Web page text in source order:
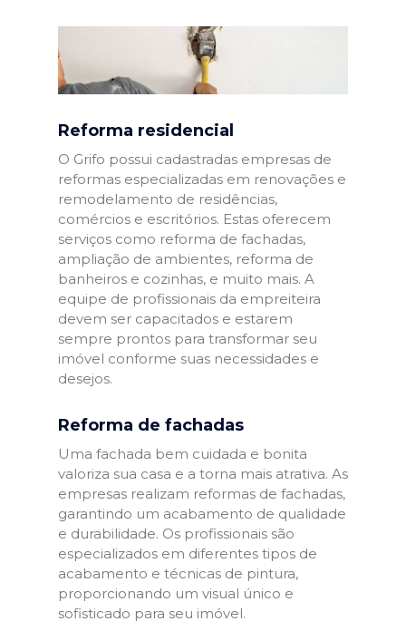
Reforma residencial
O Grifo possui cadastradas empresas de
reformas especializadas em renovações e
remodelamento de residências,
comércios e escritórios. Estas oferecem
serviços como reforma de fachadas,
ampliação de ambientes, reforma de
banheiros e cozinhas, e muito mais. A
equipe de profissionais da empreiteira
devem ser capacitados e estarem
sempre prontos para transformar seu
imóvel conforme suas necessidades e
desejos.
Reforma de fachadas
Uma fachada bem cuidada e bonita
valoriza sua casa e a torna mais atrativa. As
empresas realizam reformas de fachadas,
garantindo um acabamento de qualidade
e durabilidade. Os profissionais são
especializados em diferentes tipos de
acabamento e técnicas de pintura,
proporcionando um visual único e
sofisticado para seu imóvel.